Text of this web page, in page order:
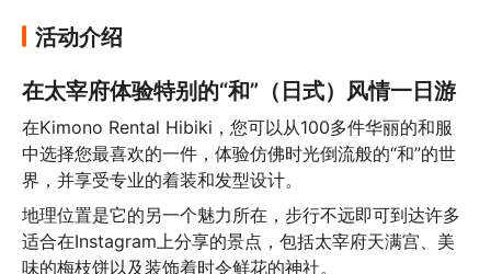
活动介绍
在太宰府体验特别的“和”（日式）风情一日游
在Kimono Rental Hibiki，您可以从100多件华丽的和服
中选择您最喜欢的一件，体验仿佛时光倒流般的“和”的世
界，并享受专业的着装和发型设计。
地理位置是它的另一个魅力所在，步行不远即可到达许多
适合在Instagram上分享的景点，包括太宰府天满宫、美
味的梅枝饼以及装饰着时令鲜花的神社。